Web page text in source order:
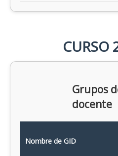
CURSO
Grupos
docente
Nombre de GID